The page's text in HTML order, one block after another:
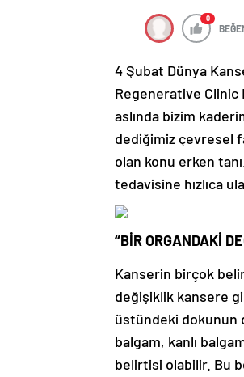
0
4 Şubat Dünya
Regenerative Clinic
aslında bizim
dediğimiz çevresel
olan konu erken
tedavisine hızlıca
“BİR ORGANDAKİ
Kanserin birçok
değişiklik kansere
üstündeki dokunun
balgam, kanlı
belirtisi olabilir. Bu